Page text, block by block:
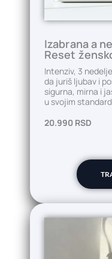
Izabrana a
Reset
Intenziv, 3
da juriš ljubav i
sigurna, mirna i
u svojim
20.990 RSD